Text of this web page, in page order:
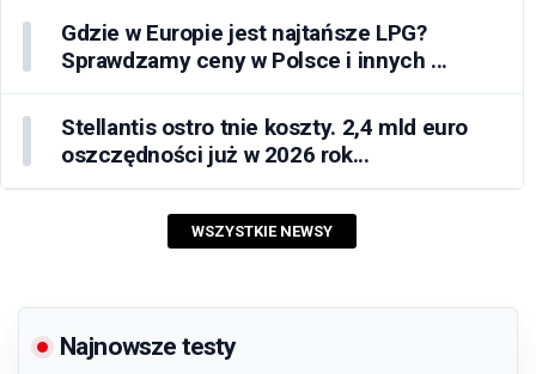
Gdzie w Europie jest najtańsze LPG?
Sprawdzamy ceny w Polsce i innych ...
Stellantis ostro tnie koszty. 2,4 mld euro
oszczędności już w 2026 rok...
WSZYSTKIE NEWSY
Najnowsze testy